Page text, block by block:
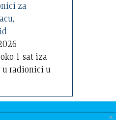
1 sat iza
u radionici u
×